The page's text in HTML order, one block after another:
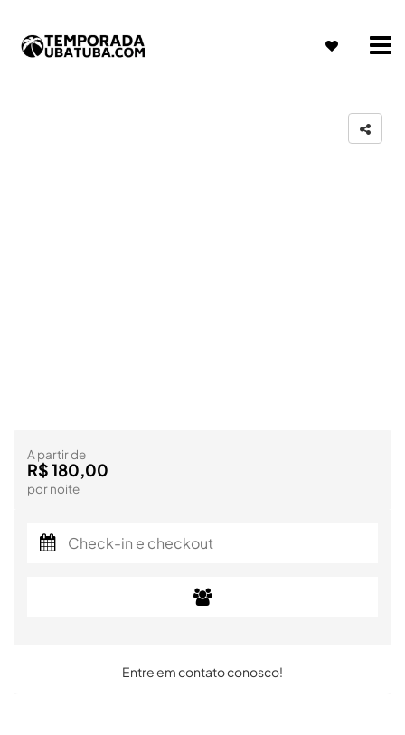
A partir de
R$ 180,00
por noite
Entre em contato conosco!